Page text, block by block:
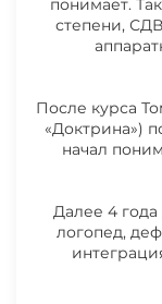
понимает.
степени,
После курса
«Доктрина»)
начал
Далее 4
логопед,